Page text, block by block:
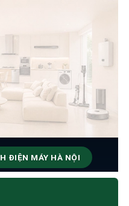
ĐIỆN MÁY HÀ NỘI
HÀNH